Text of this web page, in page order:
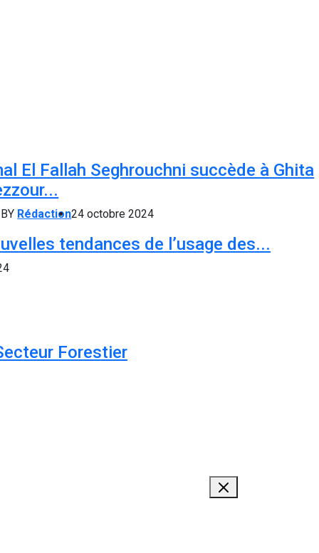
El Fallah Seghrouchni succède à Ghita
BY Rédaction24 octobre 2024
tendances de l’usage des...
Forestier